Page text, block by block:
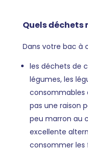
Quels déchets
Dans votre bac à
les déchets de
légumes, les
consommables
pas une raison
peu marron au
excellente
consommer les